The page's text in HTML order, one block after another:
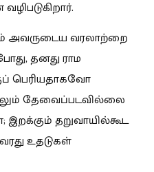
அவருடைய வரலாற்றை
தனது ராம
பெரியதாகவோ
தேவைப்படவில்லை
தறுவாயில்கூட
உதடுகள்